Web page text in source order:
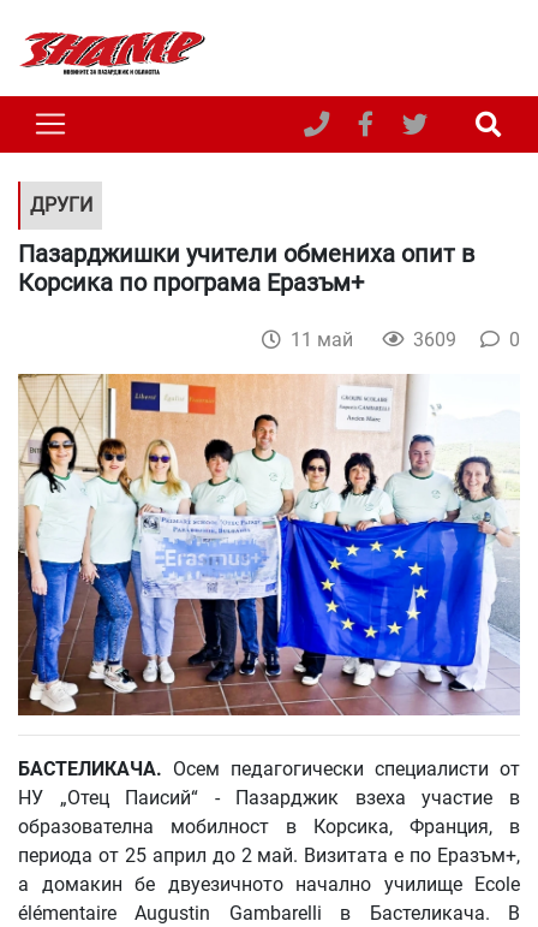
ДРУГИ
Пазарджишки учители обмениха опит в
Корсика по програма Еразъм+
11 май 3609 0
БАСТЕЛИКАЧА. Осем педагогически специалисти от
НУ „Отец Паисий“ - Пазарджик взеха участие в
образователна мобилност в Корсика, Франция, в
периода от 25 април до 2 май. Визитата е по Еразъм+,
а домакин бе двуезичното начално училище Ecole
élémentaire Augustin Gambarelli в Бастеликача. В